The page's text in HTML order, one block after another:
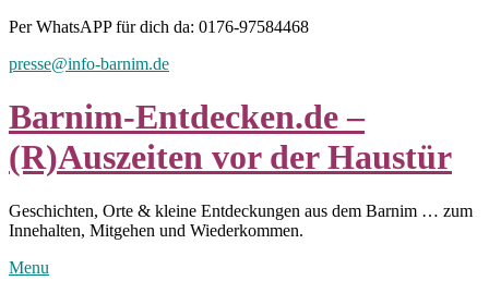
Skip
content
Per WhatsAPP für dich da: 0176-97584468
presse@info-barnim.de
Barnim-Entdecken.de –
(R)Auszeiten vor der Haustür
Geschichten, Orte & kleine Entdeckungen aus dem Barnim … zum
Innehalten, Mitgehen und Wiederkommen.
Menu